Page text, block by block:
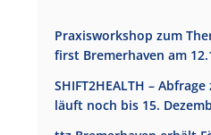
Praxisworkshop zum
first Bremerhaven am
SHIFT2HEALTH –
läuft noch bis 15.